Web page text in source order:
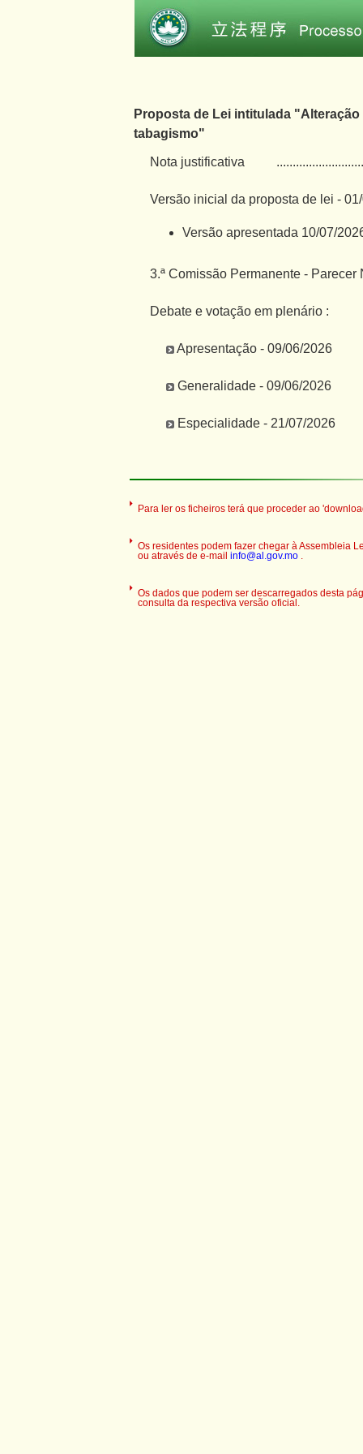
Proposta de Lei intitulada "Alteração
tabagismo"
Nota justificativa
Versão inicial da proposta de lei -
Versão apresentada 10/07/
3.ª Comissão Permanente - Parecer
Debate e votação em plenário :
Apresentação - 09/06/2026
Generalidade - 09/06/2026
Especialidade - 21/07/2026
Para ler os ficheiros terá que proceder ao
Os residentes podem fazer chegar à Assembleia
ou através de e-mail info@al.gov.mo .
Os dados que podem ser descarregados desta
consulta da respectiva versão oficial.